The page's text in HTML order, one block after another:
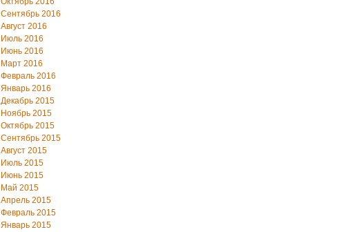
Сентябрь 2016
Август 2016
Июль 2016
Июнь 2016
Март 2016
Февраль 2016
Январь 2016
Декабрь 2015
Ноябрь 2015
Октябрь 2015
Сентябрь 2015
Август 2015
Июль 2015
Июнь 2015
Май 2015
Апрель 2015
Февраль 2015
Январь 2015